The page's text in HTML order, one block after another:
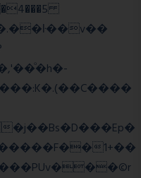
-
1+��